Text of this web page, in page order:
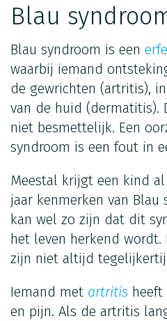
Blau
Blau syndroom is een
waarbij iemand
de gewrichten (artritis),
van de huid (dermatitis).
niet besmettelijk. Een
syndroom is een fout in
Meestal krijgt een kind
jaar kenmerken van Blau
kan wel zo zijn dat dit
het leven herkend wordt.
zijn niet altijd
Iemand met artritis heeft
en pijn. Als de artritis